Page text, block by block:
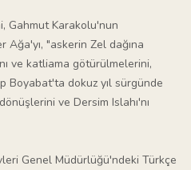
Gahmut Karakolu'nun
Ağa'yı, "askerin Zel dağına
ve katliama götürülmelerini,
Boyabat'ta dokuz yıl sürgünde
ve Dersim Islahı'nı
Genel Müdürlüğü'ndeki Türkçe